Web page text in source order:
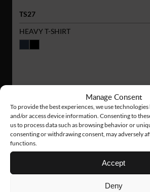
Manage Consent
To provide the best experiences, we use
and/or access device information. Consenting to
us to process data such as browsing behavior or
consenting or withdrawing consent, may adversely
functions.
Accept
Deny
TS27
HEAVY T-SHIRT